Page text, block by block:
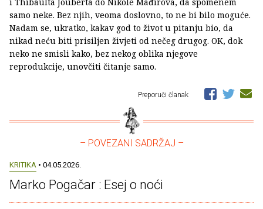
samo neke. Bez njih, veoma doslovno, to ne bi bilo moguće.
Nadam se, ukratko, kakav god to život u pitanju bio, da
nikad neću biti prisiljen živjeti od nečeg drugog. OK, dok
neko ne smisli kako, bez nekog oblika njegove
reprodukcije, unovčiti čitanje samo.
Preporuči članak
– POVEZANI SADRŽAJ –
KRITIKA • 04.05.2026.
Marko Pogačar : Esej o noći